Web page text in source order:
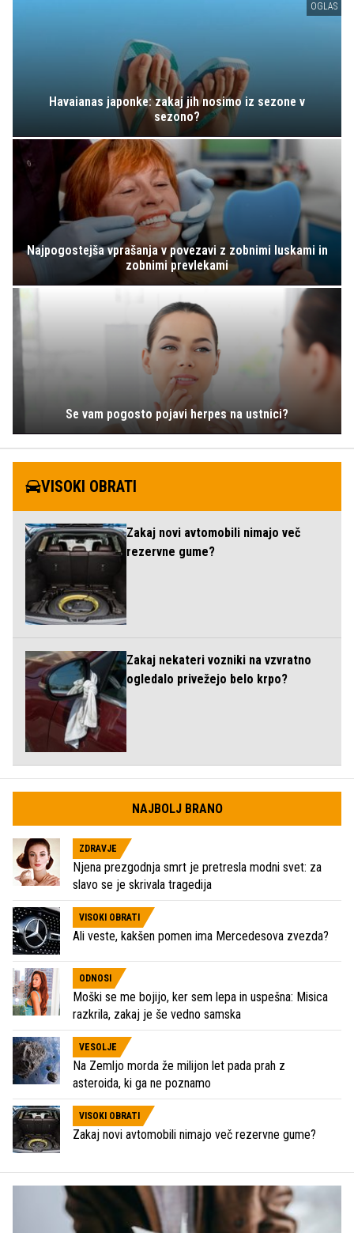
OGLAS
Havaianas japonke: zakaj jih nosimo iz sezone v
sezono?
Najpogostejša vprašanja v povezavi z zobnimi luskami in
zobnimi prevlekami
Se vam pogosto pojavi herpes na ustnici?
VISOKI OBRATI
Zakaj novi avtomobili nimajo več
rezervne gume?
Zakaj nekateri vozniki na vzvratno
ogledalo privežejo belo krpo?
NAJBOLJ BRANO
ZDRAVJE
Njena prezgodnja smrt je pretresla modni svet: za
slavo se je skrivala tragedija
VISOKI OBRATI
Ali veste, kakšen pomen ima Mercedesova zvezda?
ODNOSI
Moški se me bojijo, ker sem lepa in uspešna: Misica
razkrila, zakaj je še vedno samska
VESOLJE
Na Zemljo morda že milijon let pada prah z
asteroida, ki ga ne poznamo
VISOKI OBRATI
Zakaj novi avtomobili nimajo več rezervne gume?